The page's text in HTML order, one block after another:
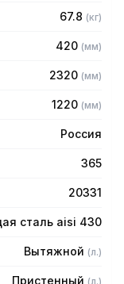
67.8 (кг)
420 (мм)
2320 (мм)
1220 (мм)
Россия
365
20331
сталь aisi 430
Вытяжной (л.)
Пристенный (л.)